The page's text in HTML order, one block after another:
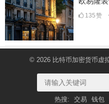
135赞
© 2026 比特币加密货币虚
热搜: 交易 钱包